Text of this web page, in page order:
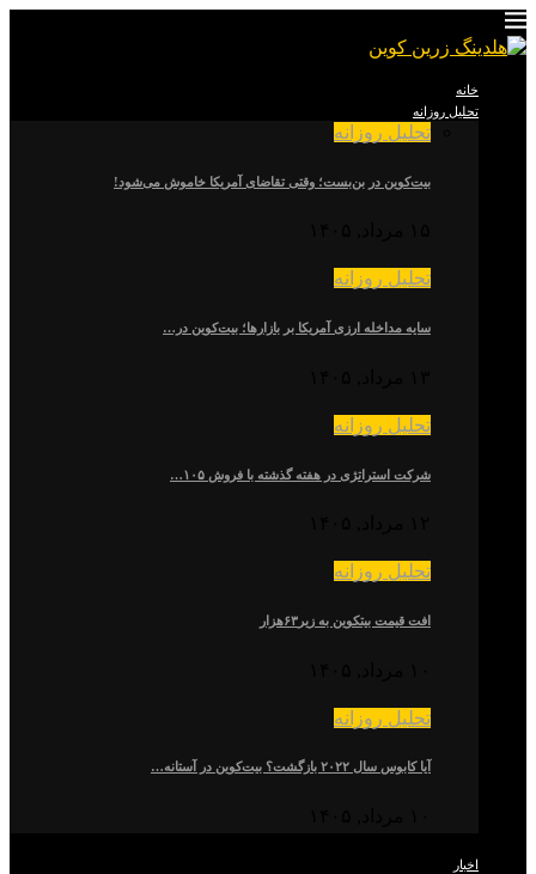
خانه
تحلیل روزانه
تحلیل روزانه
بیت‌کوین در بن‌بست؛ وقتی تقاضای آمریکا خاموش می‌شود!
تحلیل روزانه
سایه مداخله ارزی آمریکا بر بازارها؛ بیت‌کوین در…
تحلیل روزانه
شرکت استراتژی در هفته گذشته با فروش ۱۰۵…
تحلیل روزانه
افت قیمت بیتکوین به زیر۶۳هزار
تحلیل روزانه
آیا کابوس سال ۲۰۲۲ بازگشت؟ بیت‌کوین در آستانه…
اخبار